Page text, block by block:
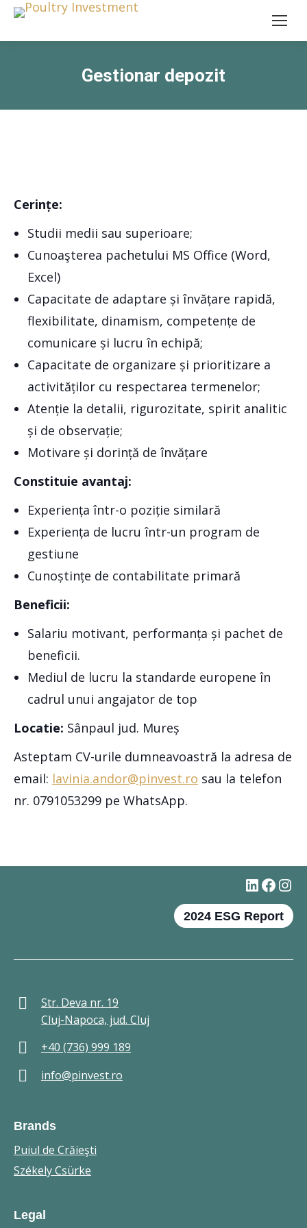
Gestionar depozit
Cerințe:
Studii medii sau superioare;
Cunoaşterea pachetului MS Office (Word,
Excel)
Capacitate de adaptare și învățare rapidă,
flexibilitate, dinamism, competențe de
comunicare și lucru în echipă;
Capacitate de organizare și prioritizare a
activităților cu respectarea termenelor;
Atenție la detalii, rigurozitate, spirit analitic
și de observație;
Motivare și dorință de învățare
Constituie avantaj:
Experiența într-o poziție similară
Experiența de lucru într-un program de
gestiune
Cunoștințe de contabilitate primară
Beneficii:
Salariu motivant, performanța și pachet de
beneficii.
Mediul de lucru la standarde europene în
cadrul unui angajator de top
Locatie: Sânpaul jud. Mureș
Asteptam CV-urile dumneavoastră la adresa de
email: lavinia.andor@pinvest.ro sau la telefon
nr. 0791053299 pe WhatsApp.
#
2024 ESG Report
Str. Deva nr. 19
Cluj-Napoca, jud. Cluj
+40 (736) 999 189
info@pinvest.ro
Brands
Puiul de Crăieşti
Székely Csürke
Legal